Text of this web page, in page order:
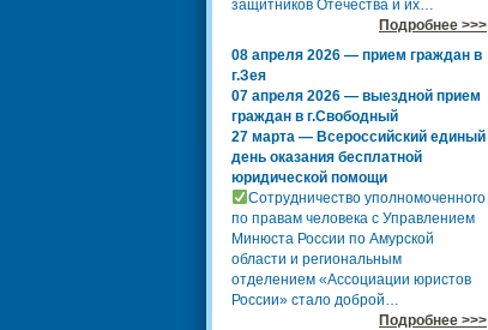
защитников Отечества и их…
Подробнее >>>
08 апреля 2026 — прием граждан в
г.Зея
07 апреля 2026 — выездной прием
граждан в г.Свободный
27 марта — Всероссийский единый
день оказания бесплатной
юридической помощи
Сотрудничество уполномоченного
по правам человека с Управлением
Минюста России по Амурской
области и региональным
отделением «Ассоциации юристов
России» стало доброй…
Подробнее >>>